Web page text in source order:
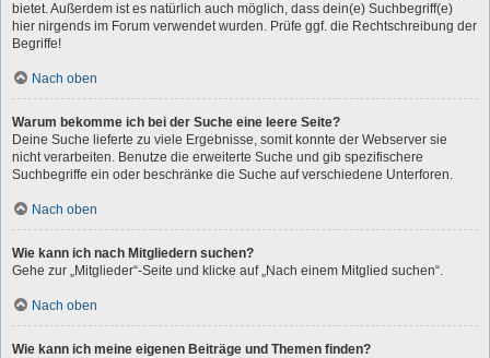
bietet. Außerdem ist es natürlich auch möglich, dass dein(e) Suchbegriff(e)
hier nirgends im Forum verwendet wurden. Prüfe ggf. die Rechtschreibung der
Begriffe!
Nach oben
Warum bekomme ich bei der Suche eine leere Seite?
Deine Suche lieferte zu viele Ergebnisse, somit konnte der Webserver sie
nicht verarbeiten. Benutze die erweiterte Suche und gib spezifischere
Suchbegriffe ein oder beschränke die Suche auf verschiedene Unterforen.
Nach oben
Wie kann ich nach Mitgliedern suchen?
Gehe zur „Mitglieder“-Seite und klicke auf „Nach einem Mitglied suchen“.
Nach oben
Wie kann ich meine eigenen Beiträge und Themen finden?